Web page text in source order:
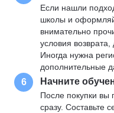
Если нашли
школы и
внимательно
условия
Иногда нужна
дополнительные
6 Начните
После покупки вы
сразу. Составьте